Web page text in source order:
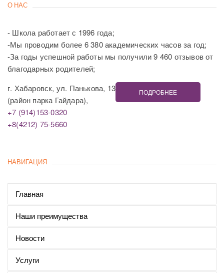
О НАС
- Школа работает с 1996 года;
-Мы проводим более 6 380 академических часов за год;
-За годы успешной работы мы получили 9 460 отзывов от
благодарных родителей;
г. Хабаровск, ул. Панькова, 13
(район парка Гайдара),
+7 (914)153-0320
+8(4212) 75-5660
ПОДРОБНЕЕ
НАВИГАЦИЯ
Главная
Наши преимущества
Новости
Услуги